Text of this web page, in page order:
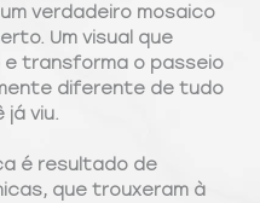
verdadeiro mosaico
Um visual que
transforma o passeio
diferente de tudo
já viu.
é resultado de
, que trouxeram à